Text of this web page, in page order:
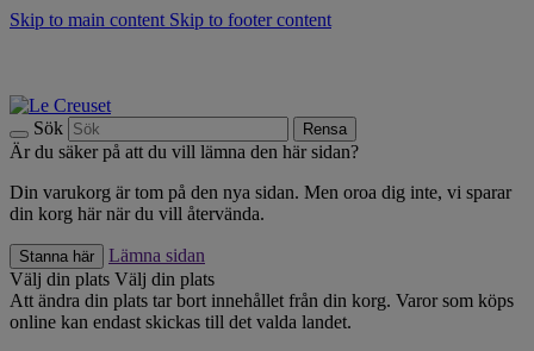
Skip to main content Skip to footer content
Sök Rensa
Är du säker på att du vill lämna den här sidan?
Din varukorg är tom på den nya sidan. Men oroa dig inte, vi sparar
din korg här när du vill återvända.
Stanna här
Lämna sidan
Välj din plats Välj din plats
Att ändra din plats tar bort innehållet från din korg. Varor som köps
online kan endast skickas till det valda landet.